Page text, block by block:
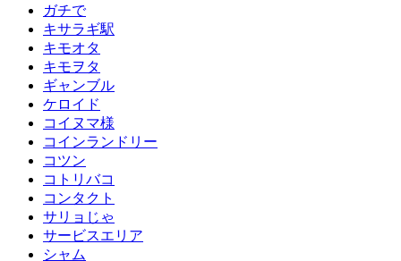
ガチで
キサラギ駅
キモオタ
キモヲタ
ギャンブル
ケロイド
コイヌマ様
コインランドリー
コツン
コトリバコ
コンタクト
サリョじゃ
サービスエリア
シャム